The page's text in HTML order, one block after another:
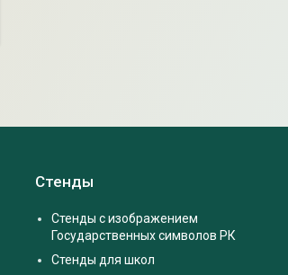
Стенды
Стенды с изображением
Государственных символов РК
Стенды для школ